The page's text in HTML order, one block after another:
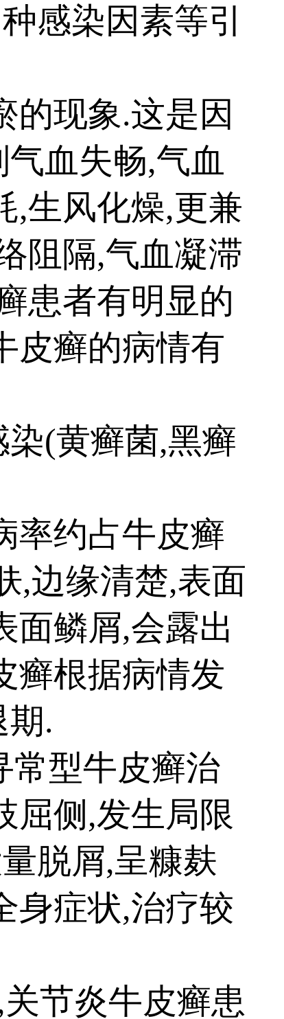
感染因素等引
现象.这是因
血失畅,气血
,生风化燥,更兼
阻隔,气血凝滞
患者有明显的
皮癣的病情有
(黄癣菌,黑癣
约占牛皮癣
,边缘清楚,表面
面鳞屑,会露出
癣根据病情发
.
型牛皮癣治
屈侧,发生局限
脱屑,呈糠麸
身症状,治疗较
节炎牛皮癣患